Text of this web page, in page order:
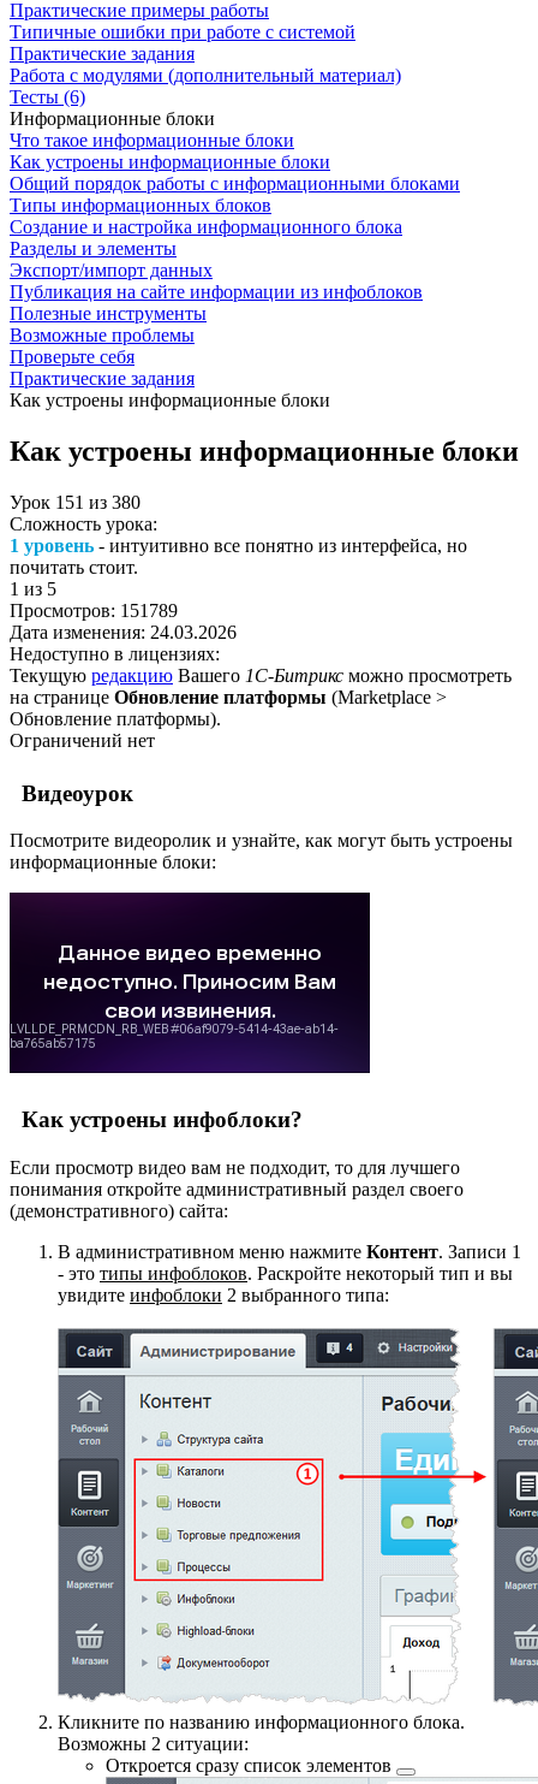
Практические примеры работы
Типичные ошибки при работе с системой
Практические задания
Работа с модулями (дополнительный материал)
Тесты (6)
Информационные блоки
Что такое информационные блоки
Как устроены информационные блоки
Общий порядок работы с информационными блоками
Типы информационных блоков
Создание и настройка информационного блока
Разделы и элементы
Экспорт/импорт данных
Публикация на сайте информации из инфоблоков
Полезные инструменты
Возможные проблемы
Проверьте себя
Практические задания
Как устроены информационные блоки
Как устроены информационные блоки
Урок 151 из 380
Сложность урока:
1 уровень - интуитивно все понятно из интерфейса, но
почитать стоит.
1 из 5
Просмотров: 151789
Дата изменения: 24.03.2026
Недоступно в лицензиях:
Текущую редакцию Вашего 1С-Битрикс можно просмотреть
на странице Обновление платформы (Marketplace >
Обновление платформы).
Ограничений нет
Видеоурок
Посмотрите видеоролик и узнайте, как могут быть устроены
информационные блоки:
Как устроены инфоблоки?
Если просмотр видео вам не подходит, то для лучшего
понимания откройте административный раздел своего
(демонстративного) сайта:
В административном меню нажмите Контент. Записи 1
- это типы инфоблоков. Раскройте некоторый тип и вы
увидите инфоблоки 2 выбранного типа:
Кликните по названию информационного блока.
Возможны 2 ситуации:
Откроется сразу список элементов